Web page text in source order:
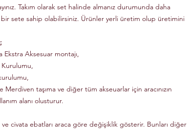
Takım olarak set halinde almanız durumunda daha
bir sete sahip olabilirsiniz. Ürünler yerli üretim olup üretimini
Ekstra Aksesuar montajı,
Kurulumu,
Merdiven taşıma ve diğer tüm akseuarlar için aracınızın
alanı olusturur.
ve civata ebatları araca göre değişiklik gösterir. Bunları diğer